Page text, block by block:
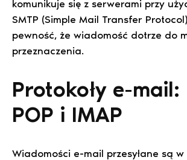
komunikuje się z serwerami przy
SMTP (Simple Mail Transfer
pewność, że wiadomość dotrze do
przeznaczenia.
Protokoły e-mail:
POP i IMAP
Wiadomości e-mail przesyłane są